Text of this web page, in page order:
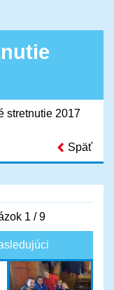
stretnutie 2017
Späť
1 / 9